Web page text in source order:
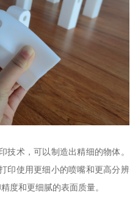
技术，可以制造出精细的物体。
印使用更细小的喷嘴和更高分辨
度和更细腻的表面质量。